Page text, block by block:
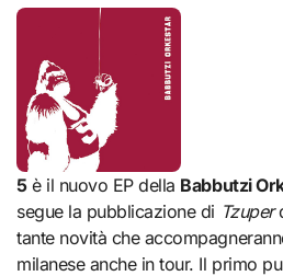
5è il nuovo EP della Babbutzi
segue la pubblicazione di Tzuper
tante novità che
milanese anche in tour. Il primo